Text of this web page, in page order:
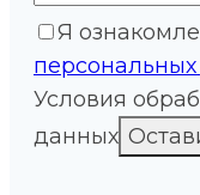
Я
Условия
данных